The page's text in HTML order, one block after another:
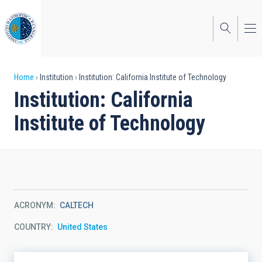
to
main
content
Breadcrumb
Home Institution Institution: California Institute of Technology
Institution: California
Institute of Technology
ACRONYM CALTECH
COUNTRY United States